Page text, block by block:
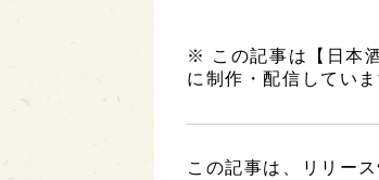
※ この記事は【日本
に制作・配信していま
この記事は、リリー